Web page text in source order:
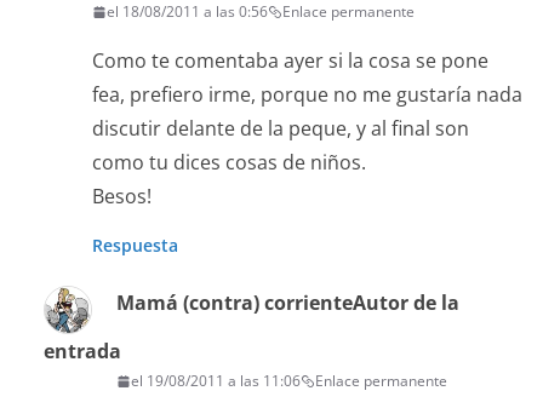
el 18/08/2011 a las 0:56 Enlace permanente
Como te comentaba ayer si la cosa se pone
fea, prefiero irme, porque no me gustaría nada
discutir delante de la peque, y al final son
como tu dices cosas de niños.
Besos!
Respuesta
Mamá (contra) corrienteAutor de la
entrada
el 19/08/2011 a las 11:06 Enlace permanente